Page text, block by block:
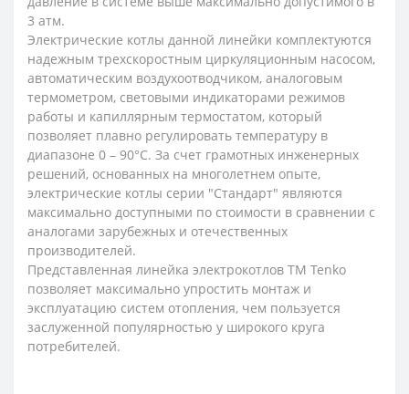
3 атм.
Электрические котлы данной линейки комплектуются
надежным трехскоростным циркуляционным насосом,
автоматическим воздухоотводчиком, аналоговым
термометром, световыми индикаторами режимов
работы и капиллярным термостатом, который
позволяет плавно регулировать температуру в
диапазоне 0 – 90°С. За счет грамотных инженерных
решений, основанных на многолетнем опыте,
электрические котлы серии "Стандарт" являются
максимально доступными по стоимости в сравнении с
аналогами зарубежных и отечественных
производителей.
Представленная линейка электрокотлов ТМ Tenko
позволяет максимально упростить монтаж и
эксплуатацию систем отопления, чем пользуется
заслуженной популярностью у широкого круга
потребителей.